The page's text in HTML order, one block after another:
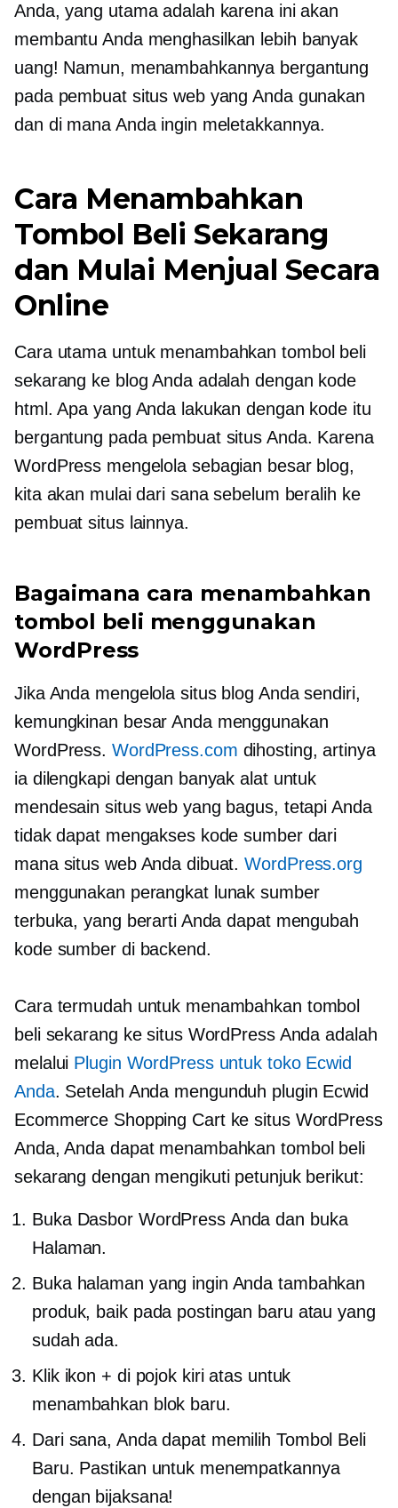
Anda, yang utama adalah karena ini akan
membantu Anda menghasilkan lebih banyak
uang! Namun, menambahkannya bergantung
pada pembuat situs web yang Anda gunakan
dan di mana Anda ingin meletakkannya.
Cara Menambahkan
Tombol Beli Sekarang
dan Mulai Menjual Secara
Online
Cara utama untuk menambahkan tombol beli
sekarang ke blog Anda adalah dengan kode
html. Apa yang Anda lakukan dengan kode itu
bergantung pada pembuat situs Anda. Karena
WordPress mengelola sebagian besar blog,
kita akan mulai dari sana sebelum beralih ke
pembuat situs lainnya.
Bagaimana cara menambahkan
tombol beli menggunakan
WordPress
Jika Anda mengelola situs blog Anda sendiri,
kemungkinan besar Anda menggunakan
WordPress. WordPress.com dihosting, artinya
ia dilengkapi dengan banyak alat untuk
mendesain situs web yang bagus, tetapi Anda
tidak dapat mengakses kode sumber dari
mana situs web Anda dibuat.WordPress.org
menggunakan perangkat lunak sumber
terbuka, yang berarti Anda dapat mengubah
kode sumber di backend.
Cara termudah untuk menambahkan tombol
beli sekarang ke situs WordPress Anda adalah
melalui Plugin WordPress untuk toko Ecwid
Anda. Setelah Anda mengunduh plugin Ecwid
Ecommerce Shopping Cart ke situs WordPress
Anda, Anda dapat menambahkan tombol beli
sekarang dengan mengikuti petunjuk berikut:
Buka Dasbor WordPress Anda dan buka
Halaman.
Buka halaman yang ingin Anda tambahkan
produk, baik pada postingan baru atau yang
sudah ada.
Klik ikon + di pojok kiri atas untuk
menambahkan blok baru.
Dari sana, Anda dapat memilih Tombol Beli
Baru. Pastikan untuk menempatkannya
dengan bijaksana!